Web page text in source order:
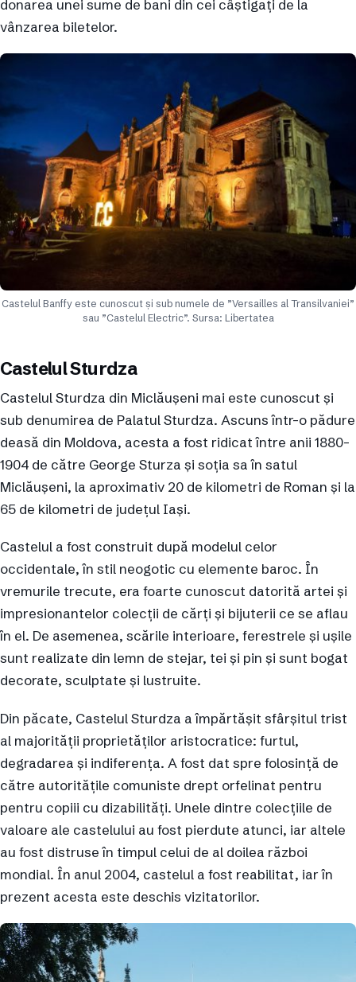
donarea unei sume de bani din cei câștigați de la
vânzarea biletelor.
Castelul Banffy este cunoscut și sub numele de ”Versailles al Transilvaniei”
sau ”Castelul Electric”. Sursa: Libertatea
Castelul Sturdza
Castelul Sturdza din Miclăușeni mai este cunoscut și
sub denumirea de Palatul Sturdza. Ascuns într-o pădure
deasă din Moldova, acesta a fost ridicat între anii 1880-
1904 de către George Sturza și soția sa în satul
Miclăușeni, la aproximativ 20 de kilometri de Roman și la
65 de kilometri de județul Iași.
Castelul a fost construit după modelul celor
occidentale, în stil neogotic cu elemente baroc. În
vremurile trecute, era foarte cunoscut datorită artei și
impresionantelor colecții de cărți și bijuterii ce se aflau
în el. De asemenea, scările interioare, ferestrele și ușile
sunt realizate din lemn de stejar, tei și pin și sunt bogat
decorate, sculptate și lustruite.
Din păcate, Castelul Sturdza a împărtășit sfârșitul trist
al majorității proprietăților aristocratice: furtul,
degradarea și indiferența. A fost dat spre folosință de
către autoritățile comuniste drept orfelinat pentru
pentru copiii cu dizabilități. Unele dintre colecțiile de
valoare ale castelului au fost pierdute atunci, iar altele
au fost distruse în timpul celui de al doilea război
mondial. În anul 2004, castelul a fost reabilitat, iar în
prezent acesta este deschis vizitatorilor.